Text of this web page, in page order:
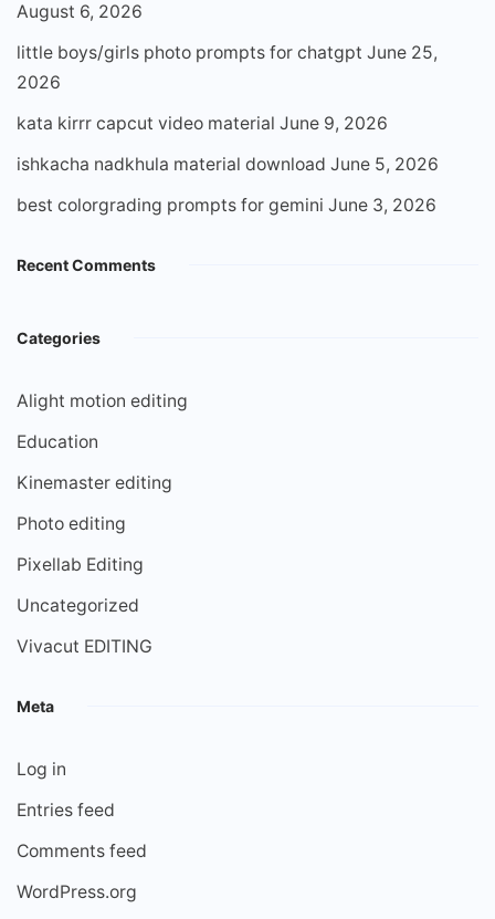
August 6, 2026
little boys/girls photo prompts for chatgpt June 25,
2026
kata kirrr capcut video material June 9, 2026
ishkacha nadkhula material download June 5, 2026
best colorgrading prompts for gemini June 3, 2026
Recent Comments
Categories
Alight motion editing
Education
Kinemaster editing
Photo editing
Pixellab Editing
Uncategorized
Vivacut EDITING
Meta
Log in
Entries feed
Comments feed
WordPress.org